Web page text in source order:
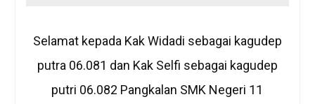
Selamat kepada Kak Widadi sebagai kagudep
putra 06.081 dan Kak Selfi sebagai kagudep
putri 06.082 Pangkalan SMK Negeri 11